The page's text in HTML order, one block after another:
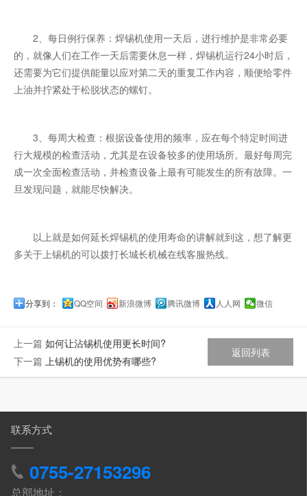
2、每日例行保养：焊锡机使用一天后，进行维护是非常必要
的，就像人们在工作一天后需要休息一样，焊锡机运行24小时后，
还需要为它们提供能量以应对第二天的重复工作内容，顺便给零件
上油并拧紧处于松脱状态的螺钉。
3、每周大检查：根据设备使用的频率，应在每个特定时间进
行大规模的检查活动，尤其是在设备较多的使用场所。最好每周完
成一次全面检查活动，并检查设备上最有可能发生的所有故障。一
旦发现问题，就能尽快解决。
以上就是如何延长焊锡机的使用寿命的讲解就到这，想了解更
多关于上锡机的可以拨打长城长机械在线客服热线。
分享到： QQ空间 新浪微博 腾讯微博 人人网 微信
返回列表
上一篇 如何让沾锡机使用更长时间?
下一篇 上锡机的使用优势有哪些?
联系方式
0755-27153296
总部地址：